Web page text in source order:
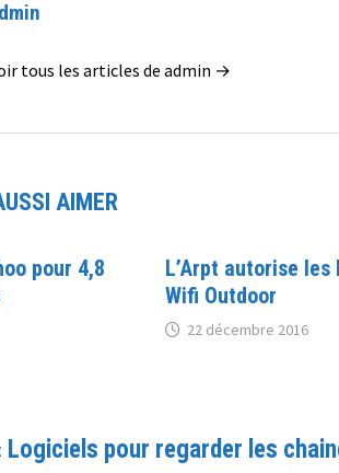
tous les articles de admin →
AIMER
pour 4,8
L’Arpt autorise les
Wifi Outdoor
22 décembre 2016
Logiciels pour regarder les